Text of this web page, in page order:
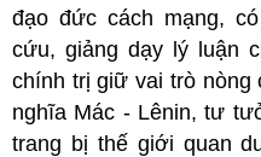
đạo đức cách mạng,
cứu, giảng dạy lý luận
chính trị giữ vai trò nòng
nghĩa Mác - Lênin, tư
trang bị thế giới quan